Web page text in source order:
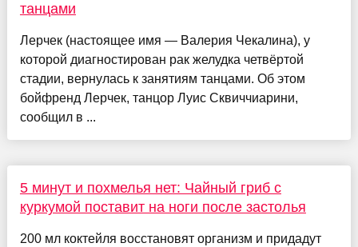
танцами
Лерчек (настоящее имя — Валерия Чекалина), у
которой диагностирован рак желудка четвёртой
стадии, вернулась к занятиям танцами. Об этом
бойфренд Лерчек, танцор Луис Сквиччиарини,
сообщил в ...
5 минут и похмелья нет: Чайный гриб с
куркумой поставит на ноги после застолья
200 мл коктейля восстановят организм и придадут